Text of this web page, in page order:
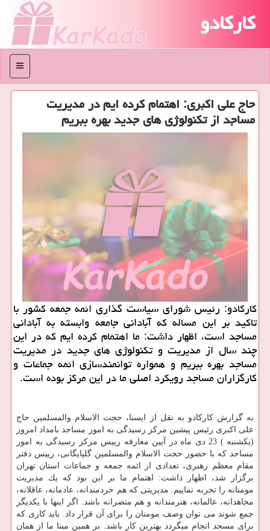
کارکادو
منو
حاج علی اكبری: اهتمام كرده ایم در مدیریت
مساجد از تكنولوژی های جدید بهره ببریم
كاركادو: رئیس شورای سیاست گذاری ائمه جمعه كشور با
تاكید بر این مساله كه آبادانی جامعه وابسته به آبادانی
مساجد است، اظهار داشت: ما اهتمام كرده ایم كه در این
چند سال از مدیریت و تكنولوژی های جدید در مدیریت
مساجد بهره ببریم و همواره توانمندسازی ائمه جماعات و
كارگزاران مساجد رویكرد اصلی ما در این مركز بوده است.
به گزارش كاركادو به نقل از ایسنا، حجت الاسلام والمسلمین حاج
علی اكبری رئیس پیشین مركز رسیدگی به امور مساجد بامداد امروز
(یكشنبه ) 23 دی ماه در آیین معارفه رییس مركز رسیدگی به امور
مساجد كه با حضور حجت الاسلام والمسلمین گلپایگانی، رییس دفتر
مقام معظم رهبری، تعدادی از ائمه جمعه و جماعات استان تهران
برگزار شد، اظهار داشت: اهتمام ما بر این بود كه یك مدیریت
مومنانه را تجربه نماییم. مدیریتی كه هم خردمندانه، عادمانه، عاقلانه،
مجاهدانه، عالمانه، هنرمندانه و هم متضرانه باشد. اگر اینها با یكدیگر
جمع شوند می توان وصف مومنان را برای آن قرار داد. باید كاری كه
برای مسجد انجام میگردد بهترین كار باشد. بر همین مبنا ما از همان